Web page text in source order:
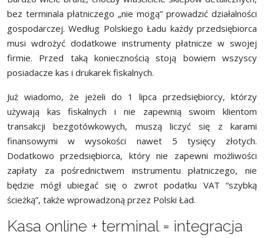
bez terminala płatniczego „nie mogą” prowadzić działalności
gospodarczej. Według Polskiego Ładu każdy przedsiębiorca
musi wdrożyć dodatkowe instrumenty płatnicze w swojej
firmie. Przed taką koniecznością stoją bowiem wszyscy
posiadacze kas i drukarek fiskalnych.
Już wiadomo, że jeżeli do 1 lipca przedsiębiorcy, którzy
używają kas fiskalnych i nie zapewnią swoim klientom
transakcji bezgotówkowych, muszą liczyć się z karami
finansowymi w wysokości nawet 5 tysięcy złotych.
Dodatkowo przedsiębiorca, który nie zapewni możliwości
zapłaty za pośrednictwem instrumentu płatniczego, nie
będzie mógł ubiegać się o zwrot podatku VAT “szybką
ścieżką”, także wprowadzoną przez Polski Ład.
Kasa online + terminal = integracja